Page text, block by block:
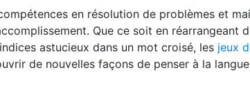
en résolution de problèmes et
Que ce soit en réarrangeant
astucieux dans un mot croisé, les jeux
de nouvelles façons de penser à la